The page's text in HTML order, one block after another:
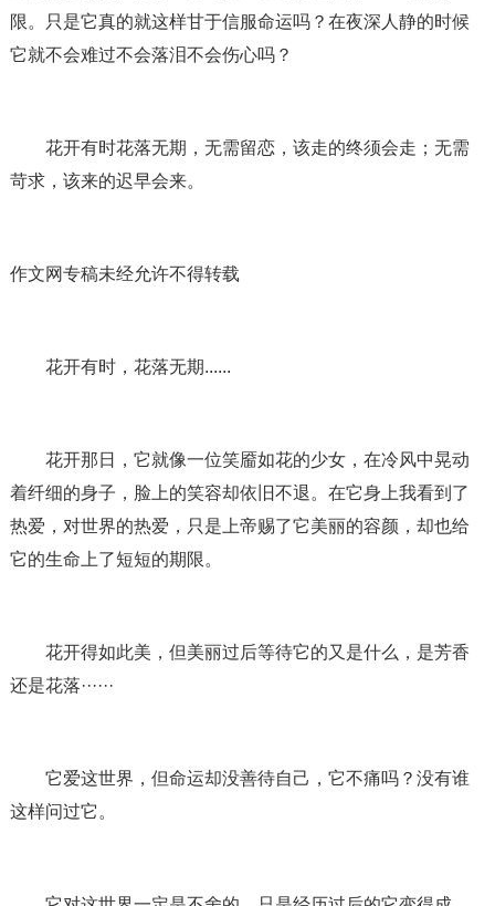
限。只是它真的就这样甘于信服命运吗？在夜深人静的时候
它就不会难过不会落泪不会伤心吗？
花开有时花落无期，无需留恋，该走的终须会走；无需
苛求，该来的迟早会来。
作文网专稿未经允许不得转载
花开有时，花落无期......
花开那日，它就像一位笑靥如花的少女，在冷风中晃动
着纤细的身子，脸上的笑容却依旧不退。在它身上我看到了
热爱，对世界的热爱，只是上帝赐了它美丽的容颜，却也给
它的生命上了短短的期限。
花开得如此美，但美丽过后等待它的又是什么，是芳香
还是花落······
它爱这世界，但命运却没善待自己，它不痛吗？没有谁
这样问过它。